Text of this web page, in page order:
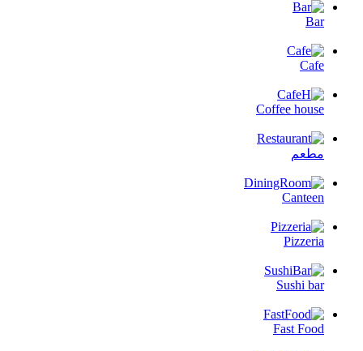
Bar
Cafe
Coffee house
مطعم
Canteen
Pizzeria
Sushi bar
Fast Food